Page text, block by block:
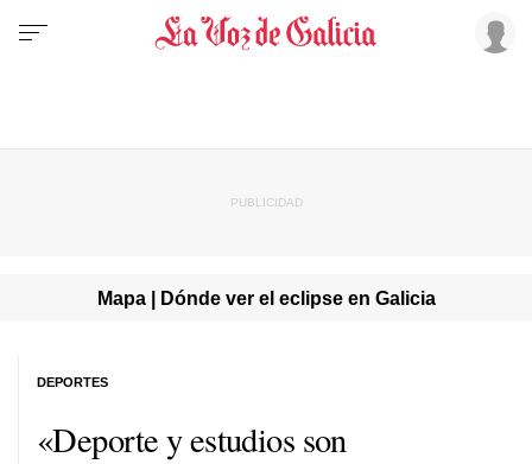
Mapa | Dónde ver el eclipse en Galicia
«Deporte y estudios son
DEPORTES